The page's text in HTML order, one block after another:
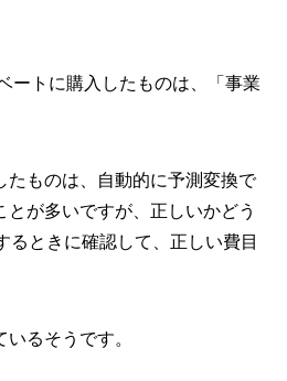
ートに購入したものは、「事業
たものは、自動的に予測変換で
とが多いですが、正しいかどう
るときに確認して、正しい費目
るそうです。